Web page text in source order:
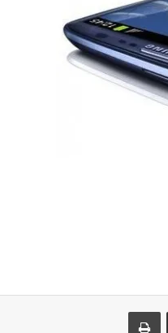
مشاركة عبر البريد طباعة